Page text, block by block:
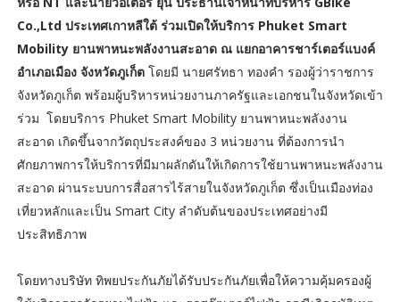
Co.,Ltd ประเทศเกาหลีใต้ ร่วมเปิดให้บริการ Phuket Smart
Mobility ยานพาหนะพลังงานสะอาด ณ แยกอาคารชาร์เตอร์แบงค์
อำเภอเมือง จังหวัดภูเก็ตโดยมี นายศรัทธา ทองคำ รองผู้ว่าราชการ
จังหวัดภูเก็ต พร้อมผู้บริหารหน่วยงานภาครัฐและเอกชนในจังหวัดเข้า
ร่วม โดยบริการ Phuket Smart Mobility ยานพาหนะพลังงาน
สะอาด เกิดขึ้นจากวัตถุประสงค์ของ 3 หน่วยงาน ที่ต้องการนำ
ศักยภาพการให้บริการที่มีมาผลักดันให้เกิดการใช้ยานพาหนะพลังงาน
สะอาด ผ่านระบบการสื่อสารไร้สายในจังหวัดภูเก็ต ซึ่งเป็นเมืองท่อง
เที่ยวหลักและเป็น Smart City ลำดับต้นของประเทศอย่างมี
ประสิทธิภาพ
โดยทางบริษัท ทิพยประกันภัยได้รับประกันภัยเพื่อให้ความคุ้มครองผู้